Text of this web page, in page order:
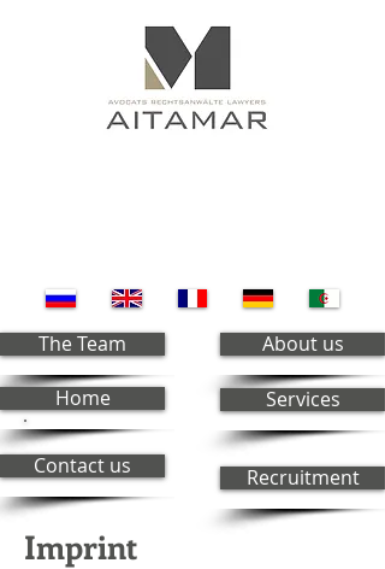
The Team
Home
Contact us
About us
Services
Recruitment
Imprint